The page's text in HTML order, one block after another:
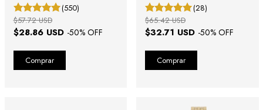
(550)
$28.86 USD -50% OFF
$57.72 USD
(28)
$32.71 USD -50% OFF
$65.42 USD